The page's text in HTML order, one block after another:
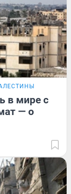
в мире с
— о